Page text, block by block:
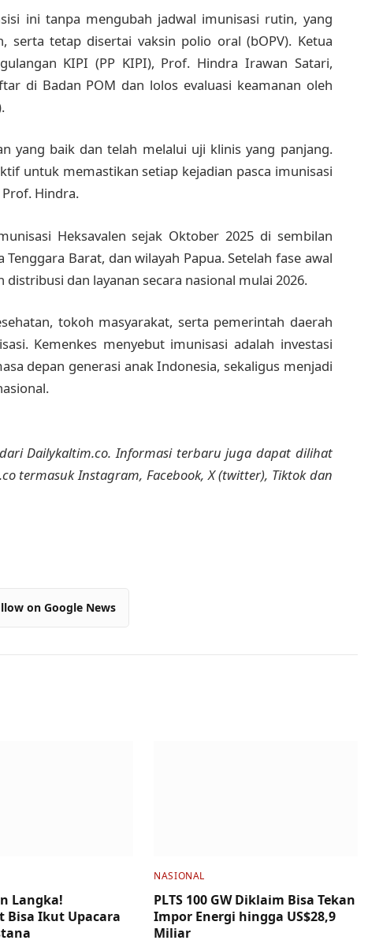
ini tanpa mengubah jadwal imunisasi rutin, yang
tetap disertai vaksin polio oral (bOPV). Ketua
KIPI (PP KIPI), Prof. Hindra Irawan Satari,
di Badan POM dan lolos evaluasi keamanan oleh
yang baik dan telah melalui uji klinis yang panjang.
untuk memastikan setiap kejadian pasca imunisasi
Hindra.
Heksavalen sejak Oktober 2025 di sembilan
Barat, dan wilayah Papua. Setelah fase awal
dan layanan secara nasional mulai 2026.
tokoh masyarakat, serta pemerintah daerah
Kemenkes menyebut imunisasi adalah investasi
depan generasi anak Indonesia, sekaligus menjadi
Dailykaltim.co. Informasi terbaru juga dapat dilihat
termasuk Instagram, Facebook, X (twitter), Tiktok dan
on Google News
Langka!
Bisa Ikut Upacara
NASIONAL
PLTS 100 GW Diklaim Bisa Tekan
Impor Energi hingga US$28,9
Miliar